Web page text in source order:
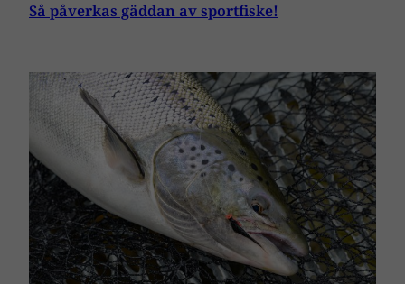
Så påverkas gäddan av sportfiske!